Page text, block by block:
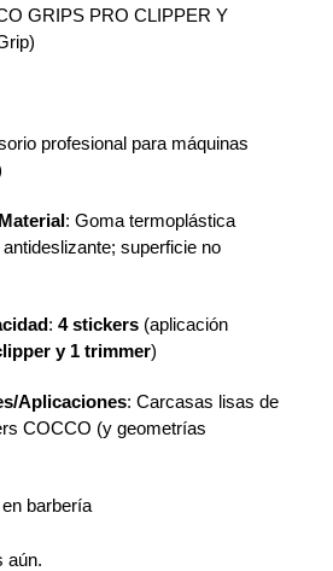
GRIPS PRO CLIPPER Y
profesional para máquinas
: Goma termoplástica
superficie no
:4 stickers (aplicación
y 1 trimmer)
Aplicaciones: Carcasas lisas de
COCCO (y geometrías
barbería
aún.